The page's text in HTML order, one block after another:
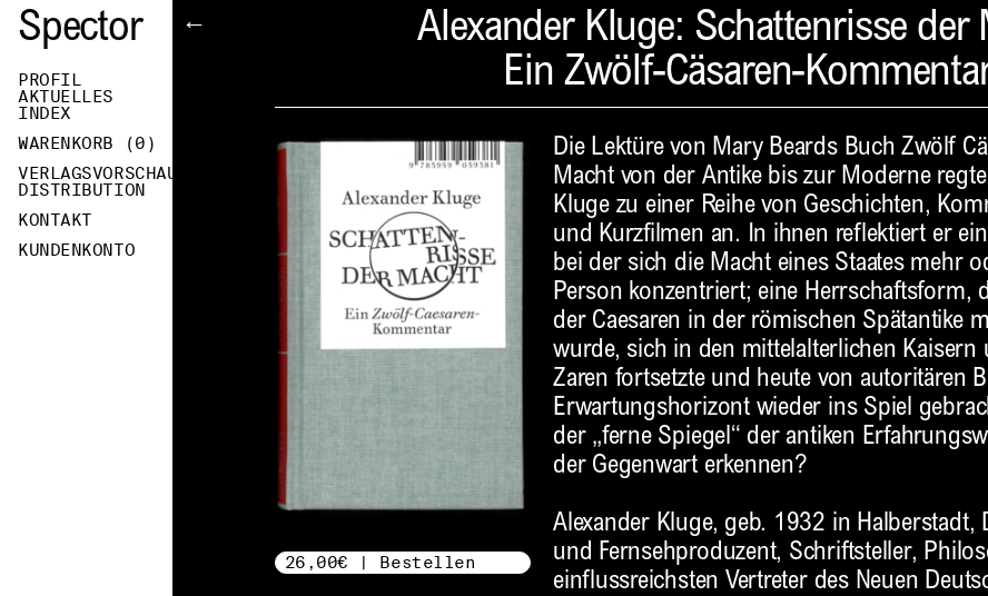
Spector
PROFIL
AKTUELLES
INDEX
WARENKORB (0 )
VERLAGSVORSCHAU
DISTRIBUTION
KONTAKT
KUNDENKONTO
←
Alexander Kluge: Schattenrisse der
Ein Zwölf-Cäsaren-
26,00€ | Bestellen
Die Lektüre von Mary Beards Buch Zwölf
Macht von der Antike bis zur Moderne
Kluge zu einer Reihe von Geschichten,
und Kurzfilmen an. In ihnen reflektiert er
bei der sich die Macht eines Staates mehr
Person konzentriert; eine Herrschaftsform,
der Caesaren in der römischen Spätantike
wurde, sich in den mittelalterlichen Kaisern
Zaren fortsetzte und heute von autoritären
Erwartungshorizont wieder ins Spiel
der „ferne Spiegel“ der antiken
der Gegenwart erkennen?
Alexander Kluge, geb. 1932 in Halberstadt,
und Fernsehproduzent, Schriftsteller,
einflussreichsten Vertreter des Neuen